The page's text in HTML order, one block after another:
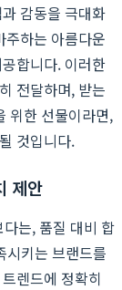
감동을 극대화
주하는 아름다운
합니다. 이러한
전달하며, 받는
위한 선물이라면,
것입니다.
제안
는, 품질 대비 합
키는 브랜드를
렌드에 정확히